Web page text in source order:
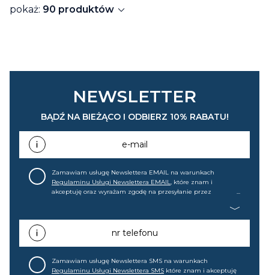
pokaż: 90 produktów expand_more
NEWSLETTER
BĄDŹ NA BIEŻĄCO I ODBIERZ 10% RABATU!
e-mail
Zamawiam usługę Newslettera EMAIL na warunkach
Regulaminu Usługi Newslettera EMAIL, które znam i
akceptuję oraz wyrażam zgodę na przesyłanie przez
promocjach, wyprzedażach). Wiem, że mogę tę zgodę w
każdej chwili cofnąć.nr telefonu
Zamawiam usługę Newslettera SMS na warunkach
Regulaminu Usługi Newslettera SMS które znam i akceptuję